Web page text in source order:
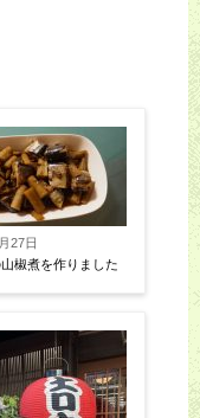
27日
椒煮を作りました